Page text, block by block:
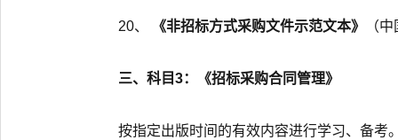
20、 《非招标方式采购文件示范文本》 （
三、科目3：《招标采购合同管理》
按指定出版时间的有效内容进行学习、备考